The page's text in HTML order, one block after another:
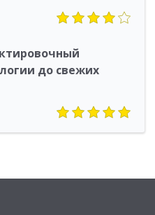
до свежих